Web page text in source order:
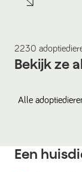
2230
Bekijk ze
Alle
Een